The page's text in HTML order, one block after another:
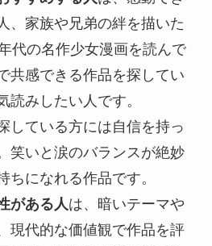
、家族や兄弟の絆を描いた
代の名作少女漫画を読んで
共感できる作品を探してい
読みしたい人です。
している方には自信を持っ
笑いと涙のバランスが絶妙
ちになれる作品です。
がある人は、暗いテーマや
現代的な価値観で作品を評